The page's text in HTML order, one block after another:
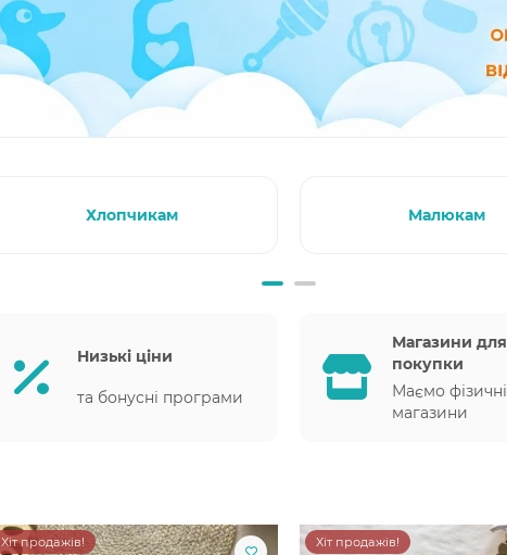
Хлопчикам Малюкам
Низькі ціни
та бонусні програми
Магазини для
покупки
Маємо фізичні
магазини
Хіт продажів!
Хіт продажів!